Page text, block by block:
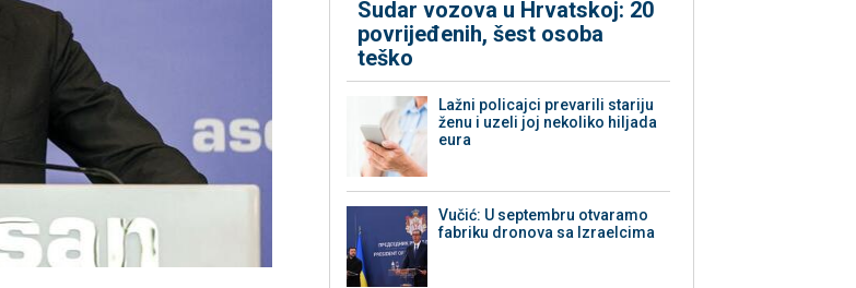
Sudar vozova u Hrvatskoj: 20
povrijeđenih, šest osoba
teško
Lažni policajci prevarili stariju
ženu i uzeli joj nekoliko hiljada
eura
Vučić: U septembru otvaramo
fabriku dronova sa Izraelcima